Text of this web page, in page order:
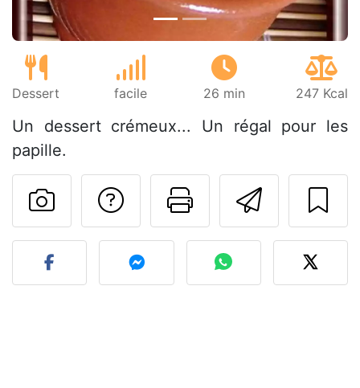
Dessert facile 26 min 247 Kcal
Un dessert crémeux... Un régal pour les
papille.
Imprimer
Poser une
Publier votre photo de